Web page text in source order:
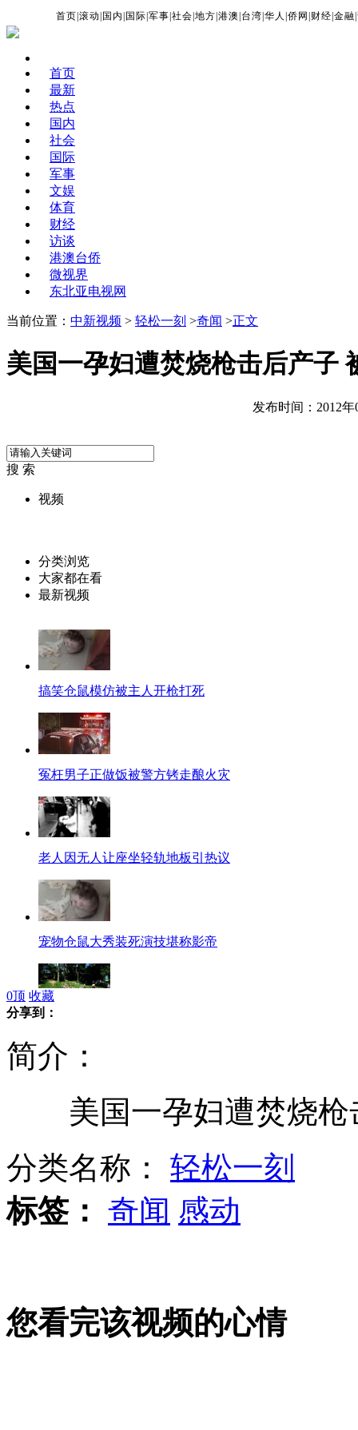
首页 |滚动 国内 国际 |军事 |社会 |地方 |港澳 台湾 |华人 |侨网 财经 |金融 |
首页
最新
热点
国内
社会
国际
军事
文娱
体育
财经
访谈
港澳台侨
微视界
东北亚电视网
当前位置： 中新视频 > 轻松一刻 >奇闻 >正文
美国一孕妇遭焚烧枪击后产子
发布时间：2012年
搜 索
视频
分类浏览
大家都在看
最新视频
搞笑仓鼠模仿被主人开枪打死
冤枉男子正做饭被警方铐走酿火灾
老人因无人让座坐轻轨地板引热议
宠物仓鼠大秀装死演技堪称影帝
地铁现"择菜姐" 剩菜剩叶胡乱扔
刘嘉玲广告老照片牵出维权案
0顶 收藏
分享到：
简介：
美国一孕妇遭焚烧枪
分类名称： 轻松一刻
标签： 奇闻 感动
您看完该视频的心情